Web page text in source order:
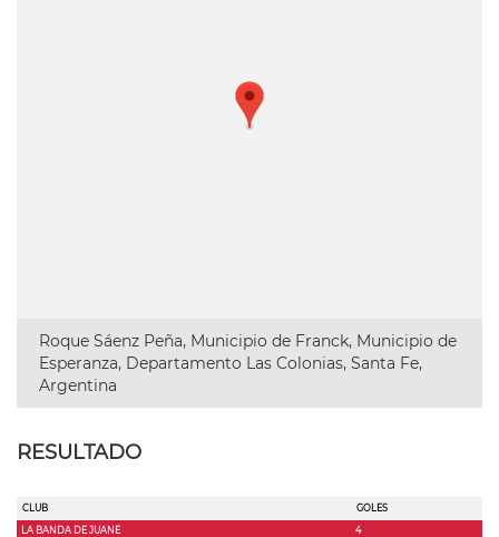
Roque Sáenz Peña, Municipio de Franck, Municipio de
Esperanza, Departamento Las Colonias, Santa Fe,
Argentina
RESULTADO
CLUB
GOLES
LA BANDA DE JUANE
4